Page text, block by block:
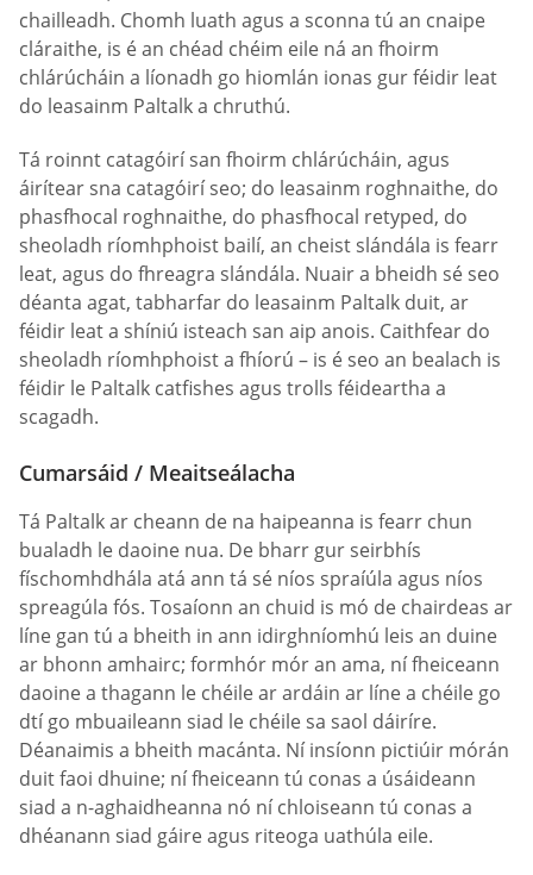
chailleadh. Chomh luath agus a sconna tú an cnaipe
cláraithe, is é an chéad chéim eile ná an fhoirm
chlárúcháin a líonadh go hiomlán ionas gur féidir leat
do leasainm Paltalk a chruthú.
Tá roinnt catagóirí san fhoirm chlárúcháin, agus
áirítear sna catagóirí seo; do leasainm roghnaithe, do
phasfhocal roghnaithe, do phasfhocal retyped, do
sheoladh ríomhphoist bailí, an cheist slándála is fearr
leat, agus do fhreagra slándála. Nuair a bheidh sé seo
déanta agat, tabharfar do leasainm Paltalk duit, ar
féidir leat a shíniú isteach san aip anois. Caithfear do
sheoladh ríomhphoist a fhíorú – is é seo an bealach is
féidir le Paltalk catfishes agus trolls féideartha a
scagadh.
Cumarsáid / Meaitseálacha
Tá Paltalk ar cheann de na haipeanna is fearr chun
bualadh le daoine nua. De bharr gur seirbhís
físchomhdhála atá ann tá sé níos spraíúla agus níos
spreagúla fós. Tosaíonn an chuid is mó de chairdeas ar
líne gan tú a bheith in ann idirghníomhú leis an duine
ar bhonn amhairc; formhór mór an ama, ní fheiceann
daoine a thagann le chéile ar ardáin ar líne a chéile go
dtí go mbuaileann siad le chéile sa saol dáiríre.
Déanaimis a bheith macánta. Ní insíonn pictiúir mórán
duit faoi dhuine; ní fheiceann tú conas a úsáideann
siad a n-aghaidheanna nó ní chloiseann tú conas a
dhéanann siad gáire agus riteoga uathúla eile.